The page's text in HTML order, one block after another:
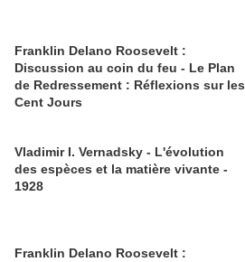
Franklin Delano Roosevelt :
Discussion au coin du feu - Le Plan
de Redressement : Réflexions sur les
Cent Jours
Vladimir I. Vernadsky - L'évolution
des espèces et la matière vivante -
1928
Franklin Delano Roosevelt :